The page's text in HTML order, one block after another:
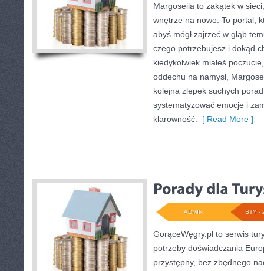
Margoseila to zakątek w
wnętrze na nowo. To portal,
abyś mógł zajrzeć w głąb
czego potrzebujesz i dokąd
kiedykolwiek miałeś
oddechu na namysł,
kolejna zlepek suchych
systematyzować emocje i
klarowność.
[ Read More ]
STY -
ADMIN
GorąceWęgry.pl to serwis
potrzeby doświadczania
przystępny, bez zbędnego